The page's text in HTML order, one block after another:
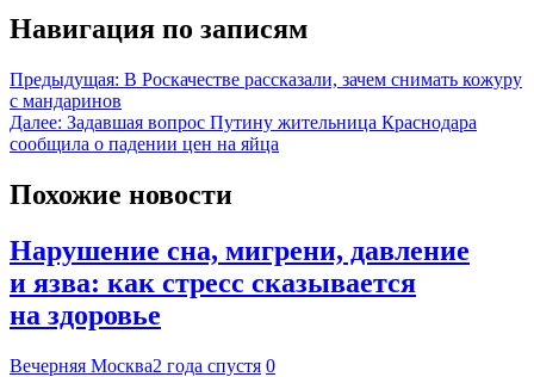
Навигация по записям
Предыдущая: В Роскачестве рассказали, зачем снимать кожуру
с мандаринов
Далее: Задавшая вопрос Путину жительница Краснодара
сообщила о падении цен на яйца
Похожие новости
Нарушение сна, мигрени, давление
и язва: как стресс сказывается
на здоровье
Вечерняя Москва2 года спустя 0